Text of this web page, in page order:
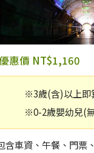
惠價 NT$1,160
※3歲(含)以上即
※0-2歲嬰幼兒(
含車資、午餐、門票